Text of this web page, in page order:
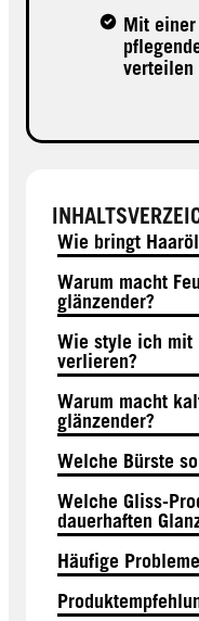
Mit einer
verteilen
Wie bringt
Warum macht
glänzender?
Wie style ich mit
verlieren?
Warum macht
glänzender?
Welche Bürste
Welche Gliss-
dauerhaften
Häufige